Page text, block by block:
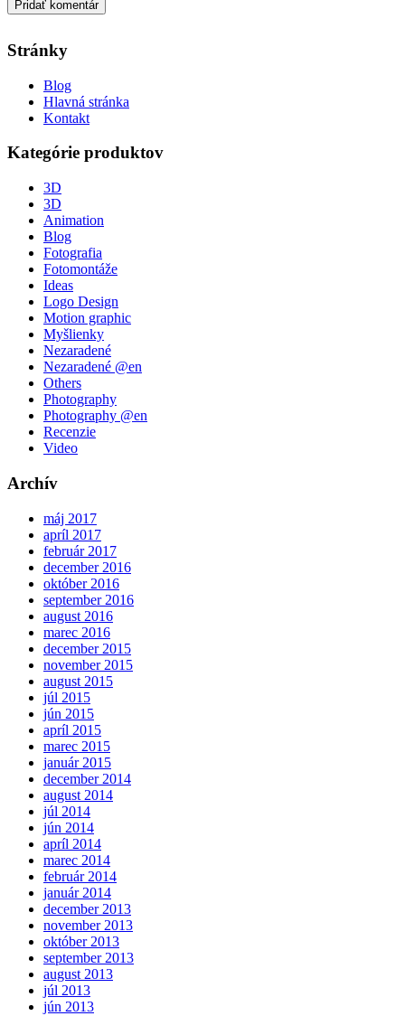
Stránky
Blog
Hlavná stránka
Kontakt
Kategórie produktov
3D
3D
Animation
Blog
Fotografia
Fotomontáže
Ideas
Logo Design
Motion graphic
Myšlienky
Nezaradené
Nezaradené @en
Others
Photography
Photography @en
Recenzie
Video
Archív
máj 2017
apríl 2017
február 2017
december 2016
október 2016
september 2016
august 2016
marec 2016
december 2015
november 2015
august 2015
júl 2015
jún 2015
apríl 2015
marec 2015
január 2015
december 2014
august 2014
júl 2014
jún 2014
apríl 2014
marec 2014
február 2014
január 2014
december 2013
november 2013
október 2013
september 2013
august 2013
júl 2013
jún 2013